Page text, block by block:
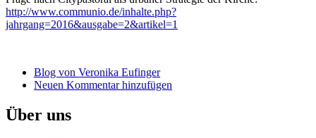
http://www.communio.de/inhalte.php?
jahrgang=2016&ausgabe=2&artikel=1
Blog von Veronika Eufinger
Neuen Kommentar hinzufügen
Über uns